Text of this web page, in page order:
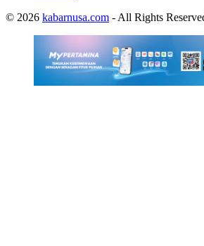
© 2026 kabarnusa.com - All Rights